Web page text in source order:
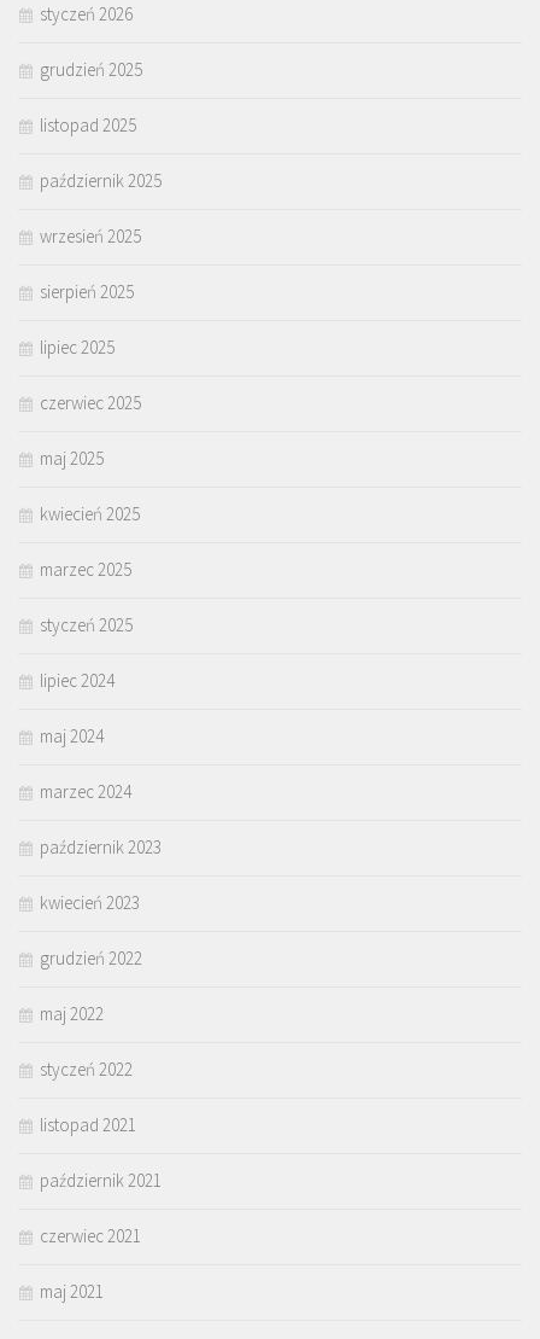
styczeń 2026
grudzień 2025
listopad 2025
październik 2025
wrzesień 2025
sierpień 2025
lipiec 2025
czerwiec 2025
maj 2025
kwiecień 2025
marzec 2025
styczeń 2025
lipiec 2024
maj 2024
marzec 2024
październik 2023
kwiecień 2023
grudzień 2022
maj 2022
styczeń 2022
listopad 2021
październik 2021
czerwiec 2021
maj 2021